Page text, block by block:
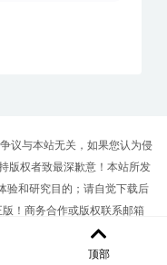
议与本站无关，如果您认为侵
版权者致最深歉意！本站所发
验和研究目的；请自觉下载后
！商务合作或版权联系邮箱
顶部